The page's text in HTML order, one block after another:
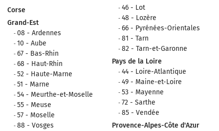
Corse
Grand-Est
08 - Ardennes
10 - Aube
67 - Bas-Rhin
68 - Haut-Rhin
52 - Haute-Marne
51 - Marne
54 - Meurthe-et-Moselle
55 - Meuse
57 - Moselle
88 - Vosges
46 - Lot
48 - Lozère
66 - Pyrénées-Orientales
81 - Tarn
82 - Tarn-et-Garonne
Pays de la Loire
44 - Loire-Atlantique
49 - Maine-et-Loire
53 - Mayenne
72 - Sarthe
85 - Vendée
Provence-Alpes-Côte d'Azur